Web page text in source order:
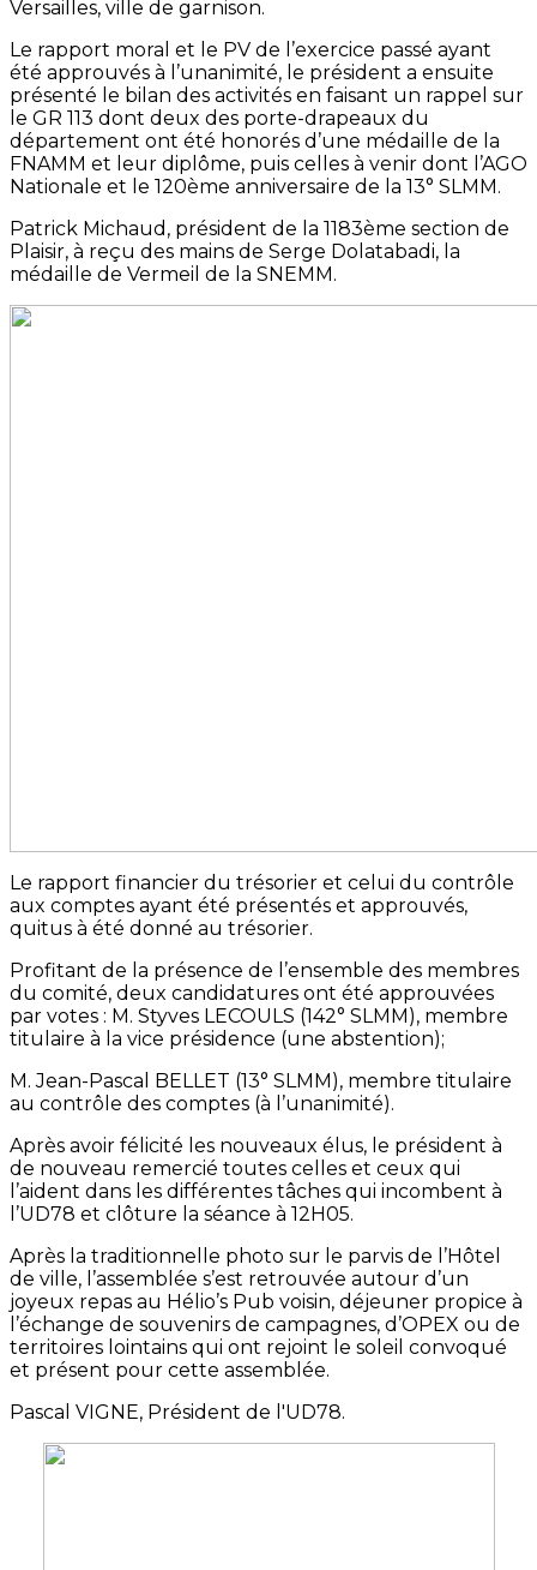
Versailles, ville de garnison.
Le rapport moral et le PV de l’exercice passé ayant
été approuvés à l’unanimité, le président a ensuite
présenté le bilan des activités en faisant un rappel sur
le GR 113 dont deux des porte-drapeaux du
département ont été honorés d’une médaille de la
FNAMM et leur diplôme, puis celles à venir dont l’AGO
Nationale et le 120ème anniversaire de la 13° SLMM.
Patrick Michaud, président de la 1183ème section de
Plaisir, à reçu des mains de Serge Dolatabadi, la
médaille de Vermeil de la SNEMM.
Le rapport financier du trésorier et celui du contrôle
aux comptes ayant été présentés et approuvés,
quitus à été donné au trésorier.
Profitant de la présence de l’ensemble des membres
du comité, deux candidatures ont été approuvées
par votes : M. Styves LECOULS (142° SLMM), membre
titulaire à la vice présidence (une abstention);
M. Jean-Pascal BELLET (13° SLMM), membre titulaire
au contrôle des comptes (à l’unanimité).
Après avoir félicité les nouveaux élus, le président à
de nouveau remercié toutes celles et ceux qui
l’aident dans les différentes tâches qui incombent à
l’UD78 et clôture la séance à 12H05.
Après la traditionnelle photo sur le parvis de l’Hôtel
de ville, l’assemblée s’est retrouvée autour d’un
joyeux repas au Hélio’s Pub voisin, déjeuner propice à
l’échange de souvenirs de campagnes, d’OPEX ou de
territoires lointains qui ont rejoint le soleil convoqué
et présent pour cette assemblée.
Pascal VIGNE, Président de l'UD78.